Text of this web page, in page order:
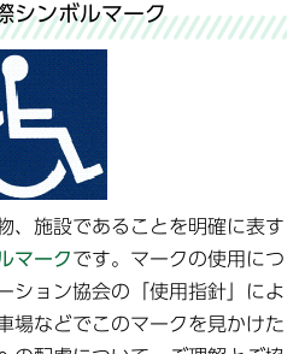
シンボルマーク
、施設であることを明確に表す
マークです。マークの使用につ
ション協会の「使用指針」によ
場などでこのマークを見かけた